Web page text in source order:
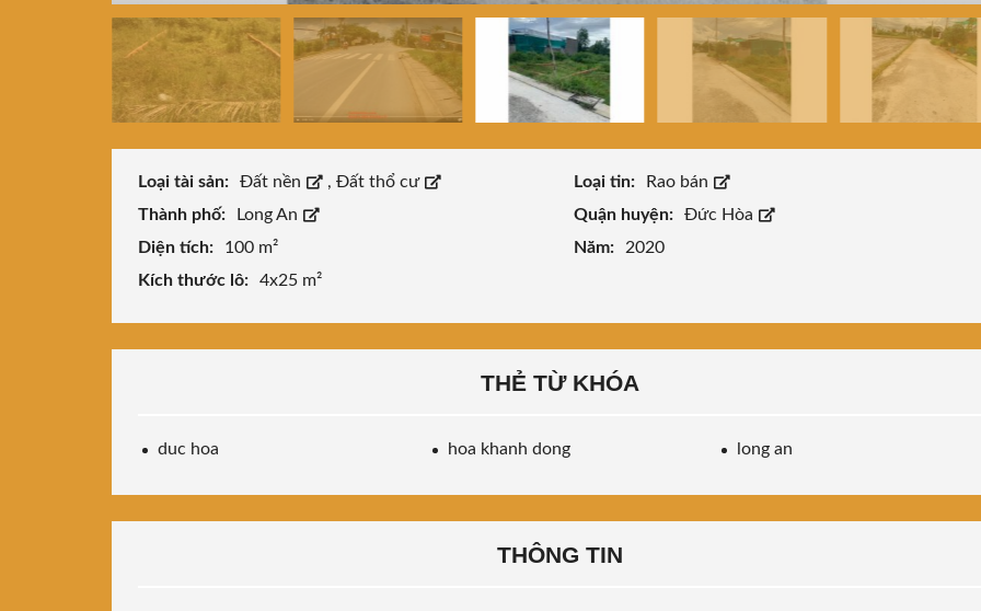
Loại tài sản: Đất nền , Đất thổ cư Loại tin:
Rao bán
Thành phố:
Long An Quận huyện:
Đức Hòa
Diện tích:
100 m² Năm:
2020
Kích thước lô:
4x25 m²
THẺ TỪ KHÓA
duc hoa hoa khanh dong long an
THÔNG TIN